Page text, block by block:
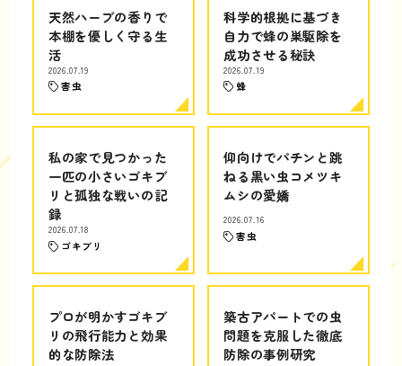
天然ハーブの香りで
本棚を優しく守る生
活
2026.07.19
害虫
科学的根拠に基づき
自力で蜂の巣駆除を
成功させる秘訣
2026.07.19
蜂
私の家で見つかった
一匹の小さいゴキブ
リと孤独な戦いの記
録
2026.07.18
ゴキブリ
仰向けでパチンと跳
ねる黒い虫コメツキ
ムシの愛嬌
2026.07.16
害虫
プロが明かすゴキブ
リの飛行能力と効果
的な防除法
築古アパートでの虫
問題を克服した徹底
防除の事例研究